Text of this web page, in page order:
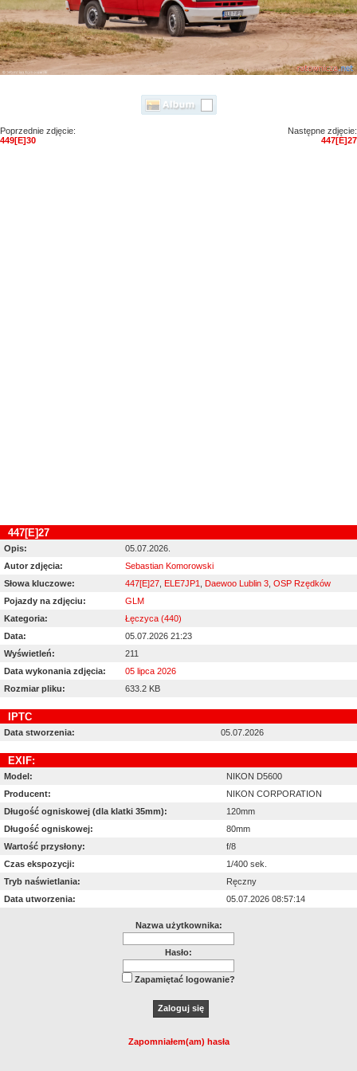
Poprzednie zdjęcie:
449[E]30
Następne zdjęcie:
447[E]27
447[E]27
Opis:
05.07.2026.
Autor zdjęcia:
Sebastian Komorowski
Słowa kluczowe:
447[E]27 ELE7JP1 Daewoo Lublin 3 OSP Rzędków
Pojazdy na zdjęciu:
GLM
Kategoria:
Łęczyca (440)
Data:
05.07.2026 21:23
Wyświetleń:
211
Data wykonania zdjęcia:
05 lipca 2026
Rozmiar pliku:
633.2 KB
IPTC
Data stworzenia: 05.07.2026
EXIF:
Model:
NIKON D5600
Producent:
NIKON CORPORATION
Długość ogniskowej (dla klatki 35mm):
120mm
Długość ogniskowej:
80mm
Wartość przysłony:
f/8
Czas ekspozycji:
1/400 sek.
Tryb naświetlania:
Ręczny
Data utworzenia:
05.07.2026 08:57:14
Nazwa użytkownika:
Hasło:
Zapamiętać logowanie?
Zapomniałem(am) hasła